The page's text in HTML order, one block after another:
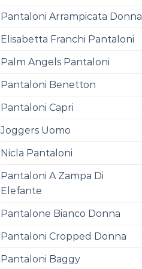
Pantaloni Arrampicata Donna
Elisabetta Franchi Pantaloni
Palm Angels Pantaloni
Pantaloni Benetton
Pantaloni Capri
Joggers Uomo
Nicla Pantaloni
Pantaloni A Zampa Di
Elefante
Pantalone Bianco Donna
Pantaloni Cropped Donna
Pantaloni Baggy